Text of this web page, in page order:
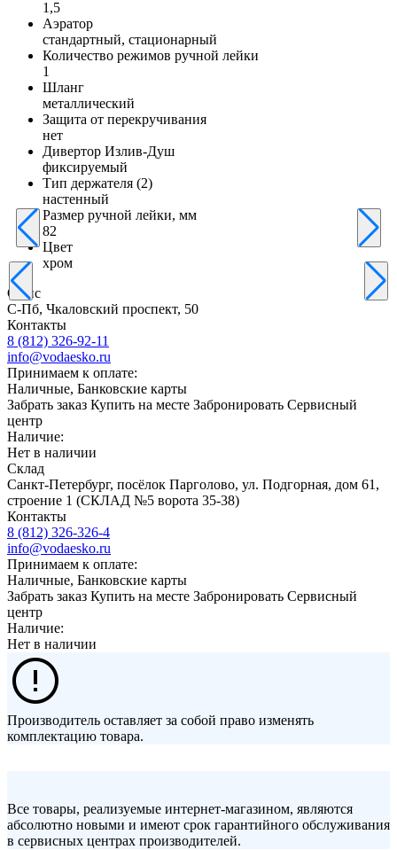
1,5
Аэратор
стандартный, стационарный
Количество режимов ручной лейки
1
Шланг
металлический
Защита от перекручивания
нет
Дивертор Излив-Душ
фиксируемый
Тип держателя (2)
настенный
Размер ручной лейки, мм
82
Цвет
хром
Офис
С-Пб, Чкаловский проспект, 50
Контакты
8 (812) 326-92-11
info@vodaesko.ru
Принимаем к оплате:
Наличные, Банковские карты
Забрать заказ Купить на месте Забронировать Сервисный
центр
Наличие:
Нет в наличии
Склад
Санкт-Петербург, посёлок Парголово, ул. Подгорная, дом 61,
строение 1 (СКЛАД №5 ворота 35-38)
Контакты
8 (812) 326-326-4
info@vodaesko.ru
Принимаем к оплате:
Наличные, Банковские карты
Забрать заказ Купить на месте Забронировать Сервисный
центр
Наличие:
Нет в наличии
Производитель оставляет за собой право изменять
комплектацию товара.
Все товары, реализуемые интернет-магазином, являются
абсолютно новыми и имеют срок гарантийного обслуживания
в сервисных центрах производителей.